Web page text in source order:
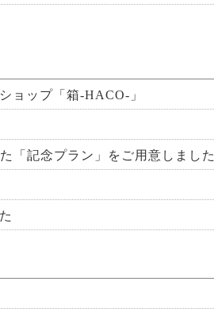
ョップ「箱-HACO-」
「記念プラン」をご用意しました